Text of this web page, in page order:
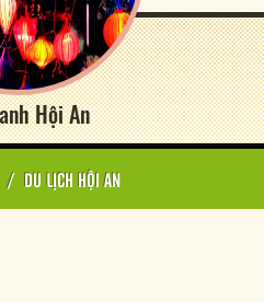
Hội An
/ DU LỊCH HỘI AN